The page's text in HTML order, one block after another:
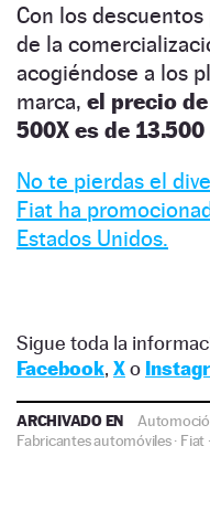
Con los
de la
acogiéndose a los
marca, el precio
500X es de
No te pierdas el
Fiat ha
Estados Unidos.
Sigue toda la
Facebook, Xo
ARCHIVADO EN
Fabricantes automóviles· Fiat ·